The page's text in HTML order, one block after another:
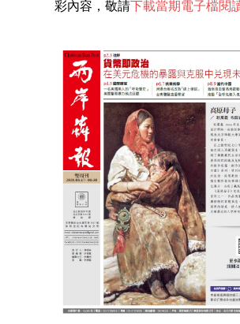
彩內容，敬請 下載當期電子檔閱